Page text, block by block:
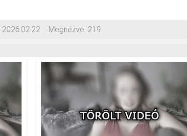
2026.02.22. Megnézve: 219